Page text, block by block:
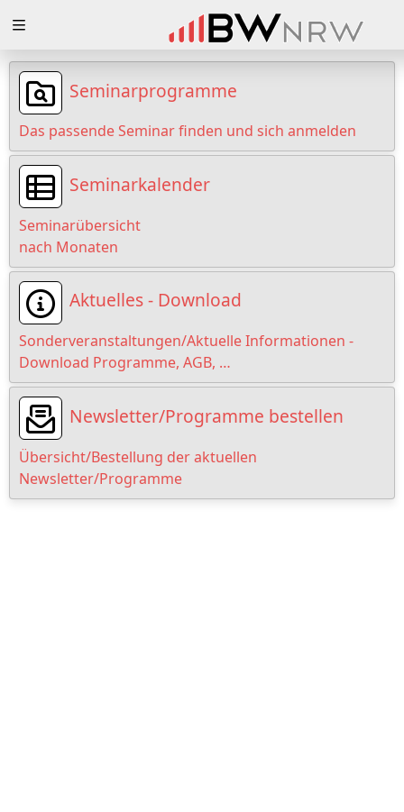
Loading
Loading
Loading
Loading
Loading
Loading
Seminarprogramme
Das passende Seminar finden und sich anmelden
Seminarkalender
Seminarübersicht
nach Monaten
Aktuelles - Download
Sonderveranstaltungen/Aktuelle Informationen -
Download Programme, AGB, …
Newsletter/Programme bestellen
Übersicht/Bestellung der aktuellen
Newsletter/Programme